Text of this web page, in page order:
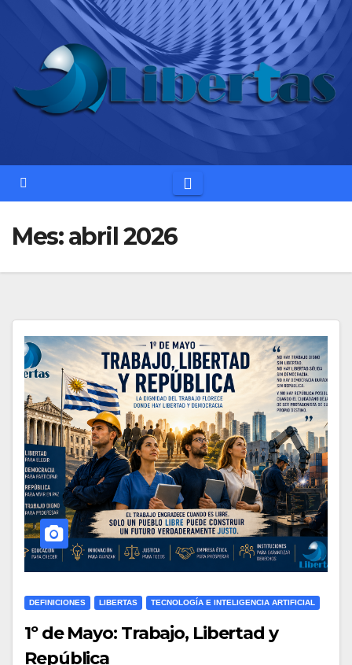
contenido
Mes:abril 2026
DEFINICIONES LIBERTAS TECNOLOGÍA E INTELIGENCIA ARTIFICIAL
1º de Mayo: Trabajo, Libertad y
República